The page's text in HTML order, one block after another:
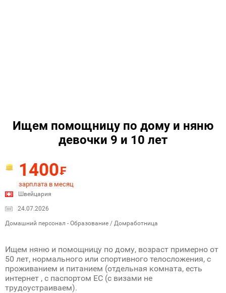
Ищем помощницу по дому и няню
девочки 9 и 10 лет
1400₣
зарплата в месяц
Швейцария
24.07.2026
Домашний персонал - Образование / Домработница
Ищем няню и помощницу по дому, возраст примерно от
50 лет, нормального или спортивного телосложения, с
проживанием и питанием (отдельная комната, есть
интернет , с паспортом ЕС (с визами не
трудоустраиваем).